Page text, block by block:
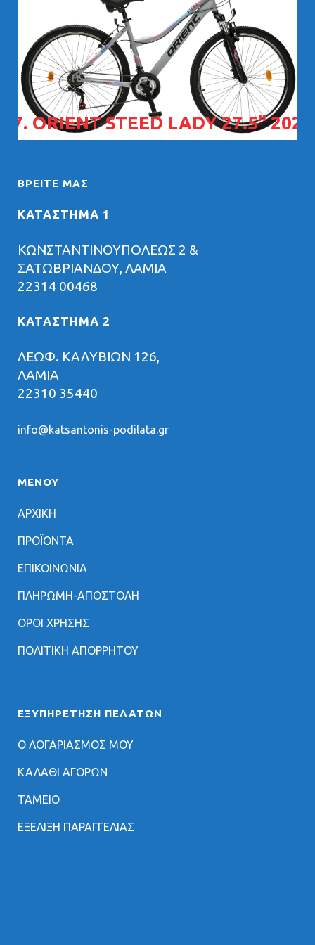
07. ORIENT STEED LADY 27.5" 2026
ΒΡΕΊΤΕ ΜΑΣ
ΚΑΤΑΣΤΗΜΑ 1
ΚΩΝΣΤΑΝΤΙΝΟΥΠΟΛΕΩΣ 2 &
ΣΑΤΩΒΡΙΑΝΔΟΥ, ΛΑΜΙΑ
22314 00468
ΚΑΤΑΣΤΗΜΑ 2
ΛΕΩΦ. ΚΑΛΥΒΙΩΝ 126,
ΛΑΜΙΑ
22310 35440
info@katsantonis-podilata.gr
ΜΕΝΟΥ
ΑΡΧΙΚΗ
ΠΡΟΪΟΝΤΑ
ΕΠΙΚΟΙΝΩΝΙΑ
ΠΛΗΡΩΜΗ-ΑΠΟΣΤΟΛΗ
ΟΡΟΙ ΧΡΗΣΗΣ
ΠΟΛΙΤΙΚΗ ΑΠΟΡΡΗΤΟΥ
ΕΞΥΠΗΡΈΤΗΣΗ ΠΕΛΑΤΏΝ
Ο ΛΟΓΑΡΙΑΣΜΟΣ ΜΟΥ
ΚΑΛΑΘΙ ΑΓΟΡΩΝ
ΤΑΜΕΙΟ
ΕΞΕΛΙΞΗ ΠΑΡΑΓΓΕΛΙΑΣ